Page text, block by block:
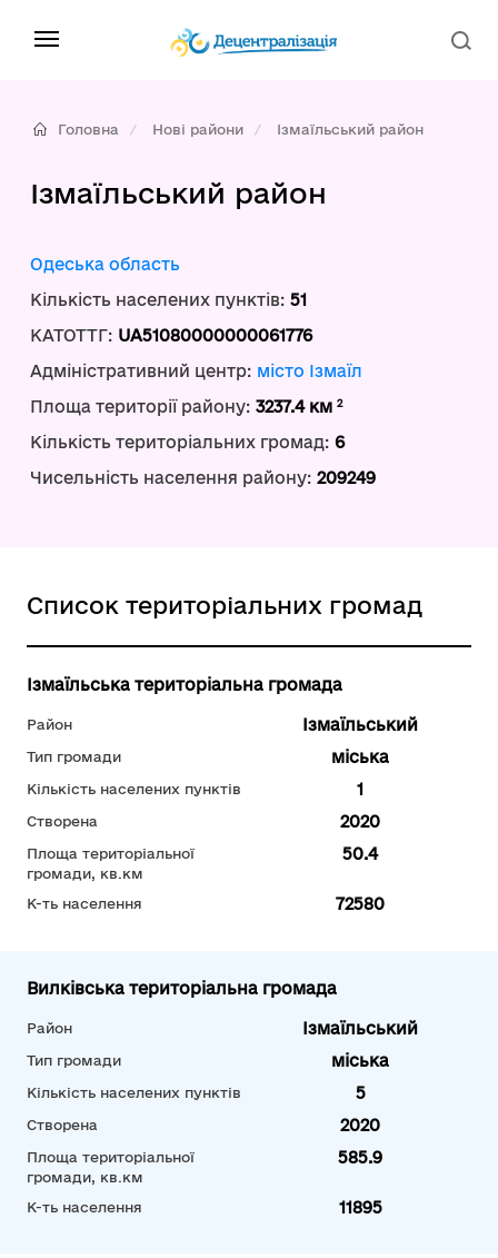
Головна Нові райони Ізмаїльський район
Ізмаїльський район
Одеська область
Кількість населених пунктів: 51
КАТОТТГ: UA51080000000061776
Адміністративний центр: місто Ізмаїл
Площа території району: 3237.4 км 2
Кількість територіальних громад: 6
Чисельність населення району: 209249
Список територіальних громад
Ізмаїльська територіальна громада
Район Ізмаїльський
Тип громади міська
Кількість населених пунктів 1
Створена 2020
Площа територіальної
громади, кв.км
50.4
К-ть населення 72580
Вилківська територіальна громада
Район Ізмаїльський
Тип громади міська
Кількість населених пунктів 5
Створена 2020
Площа територіальної
громади, кв.км
585.9
К-ть населення 11895